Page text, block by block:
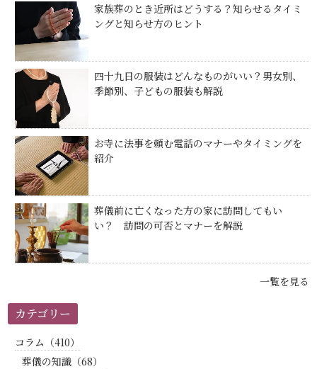
家族葬のとき近所はどうする？知らせるタイミ
ングと知らせ方のヒント
四十九日の服装はどんなものがいい？男女別、
季節別、子どもの服装も解説
お寺に法事を頼む電話のマナーやタイミングを
紹介
葬儀前に亡くなった方の家に訪問してもい
い？ 訪問の可否とマナーを解説
一覧を見る
カテゴリー
コラム（410）
葬儀の知識（68）